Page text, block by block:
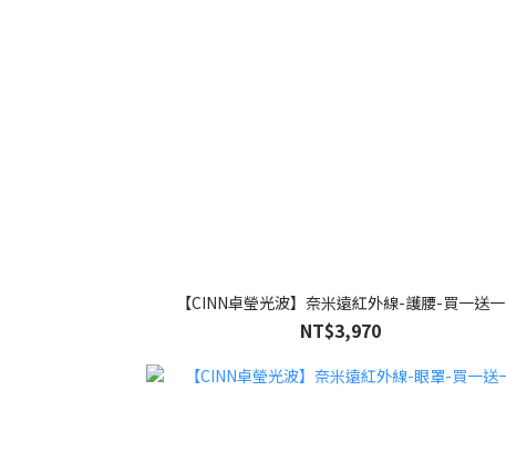
【CINN卓瑩光波】奈米遠紅外線-護腰-買一送一
NT$3,970